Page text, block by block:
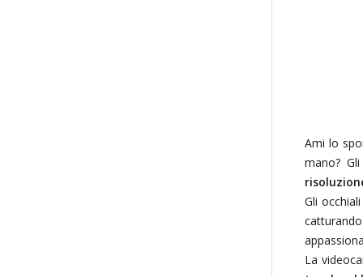
Ami lo
mano? Gli
Gli
La